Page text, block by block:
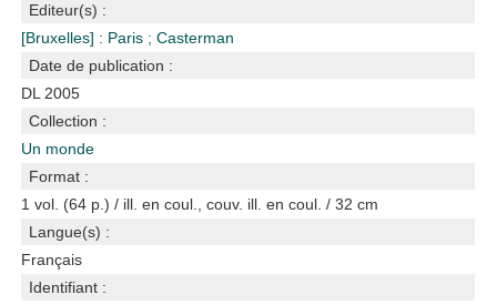
Editeur(s) :
[Bruxelles] : Paris ;Casterman
Date de publication :
DL 2005
Collection :
Un monde
Format :
1 vol. (64 p.) / ill. en coul., couv. ill. en coul. / 32 cm
Langue(s) :
Français
Identifiant :